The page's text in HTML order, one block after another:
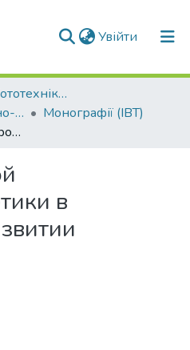
Увійти (current)
Факультет робототехніки та приладобудування (ФРП)
Кафедра інформаційно-вимірювальних технологій (ІВТ)
Монографії (ІВТ)
Роль солнечной электроэнергетики в устойчивом развитии общества
в